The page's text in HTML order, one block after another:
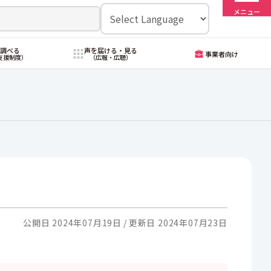
メニュー
べる
制度）
声を届ける・見る
（広報・広聴） 事業者向け
公開日 2024年07月19日 更新日 2024年07月23日